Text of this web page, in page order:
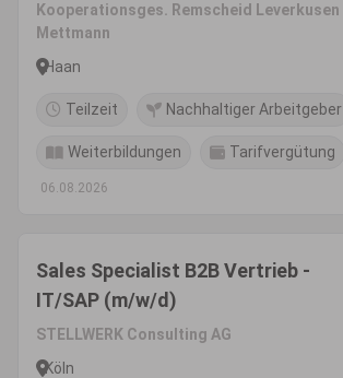
Kooperationsges. Remscheid Leverkusen
Mettmann
Haan
Teilzeit Nachhaltiger Arbeitgeber
Weiterbildungen Tarifvergütung
06.08.2026
Sales Specialist B2B Vertrieb -
IT/SAP (m/w/d)
STELLWERK Consulting AG
Köln